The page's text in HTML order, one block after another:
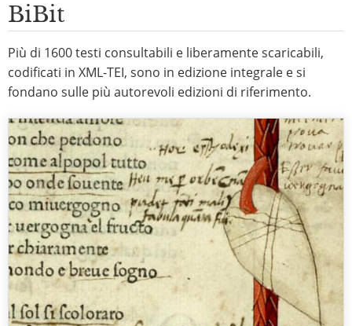
BiBit
Più di 1600 testi consultabili e liberamente scaricabili,
codificati in XML-TEI, sono in edizione integrale e si
fondano sulle più autorevoli edizioni di riferimento.